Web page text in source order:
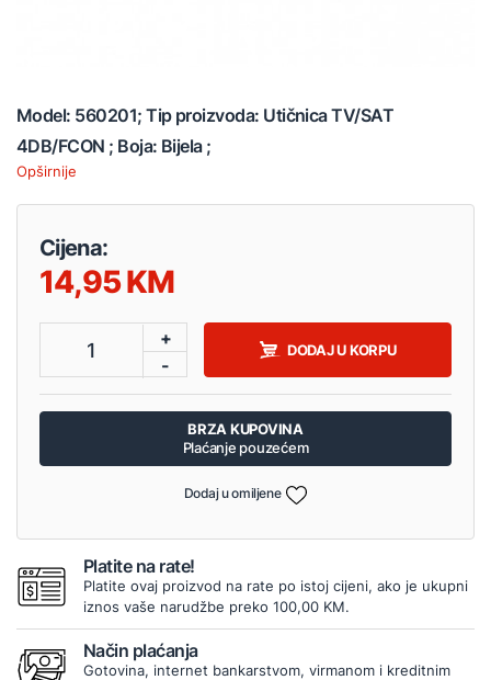
Model: 560201; Tip proizvoda: Utičnica TV/SAT
4DB/FCON ; Boja: Bijela ;
Opširnije
Cijena:
14,95
1
+
-
DODAJ U KORPU
BRZA KUPOVINA
Plaćanje pouzećem
Dodaj u omiljene
Platite na rate!
Platite ovaj proizvod na rate po istoj cijeni, ako je ukupni
iznos vaše narudžbe preko 100,00 KM.
Način plaćanja
Gotovina, internet bankarstvom, virmanom i kreditnim